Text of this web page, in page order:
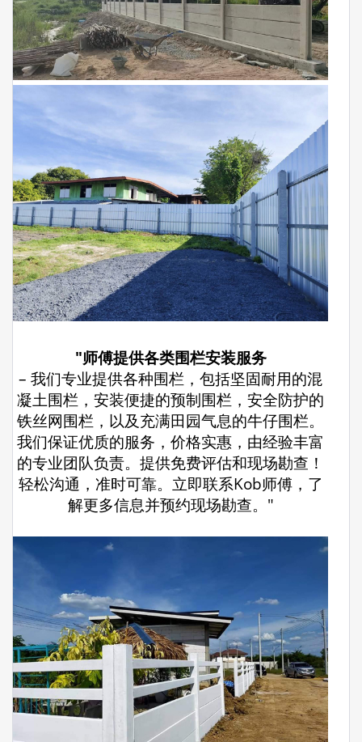
"师傅提供各类围栏安装服务
– 我们专业提供各种围栏，包括坚固耐用的混
凝土围栏，安装便捷的预制围栏，安全防护的
铁丝网围栏，以及充满田园气息的牛仔围栏。
我们保证优质的服务，价格实惠，由经验丰富
的专业团队负责。提供免费评估和现场勘查！
轻松沟通，准时可靠。立即联系Kob师傅，了
解更多信息并预约现场勘查。"